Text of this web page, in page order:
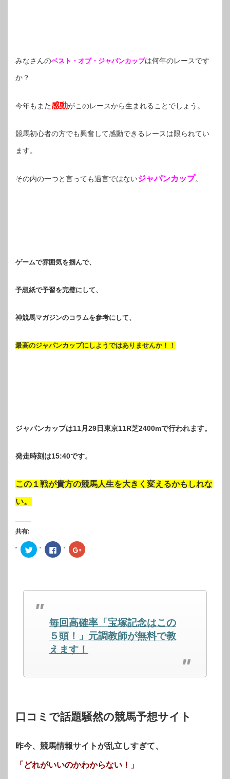
みなさんのベスト・オブ・ジャパンカップは何年のレースです
か？
今年もまた感動がこのレースから生まれることでしょう。
競馬初心者の方でも興奮して感動できるレースは限られてい
ます。
その内の一つと言っても過言ではないジャパンカップ。
ゲームで雰囲気を掴んで、
予想紙で予習を完璧にして、
神競馬マガジンのコラムを参考にして、
最高のジャパンカップにしようではありませんか！！
ジャパンカップは11月29日東京11R芝2400mで行われます。
発走時刻は15:40です。
この１戦が貴方の競馬人生を大きく変えるかもしれな
い。
共有:
ク
リ
で
有
(新
ま
Facebook
で
は
し
て
く
だ
さ
い
ウ
開
き
ク
リ
で
い
ウ
ィ
ン
ド
ウ
ま
毎回高確率「宝塚記念はこの
５頭！」元調教師が無料で教
えます！
口コミで話題騒然の競馬予想サイト
昨今、競馬情報サイトが乱立しすぎて、
「どれがいいのかわからない！」